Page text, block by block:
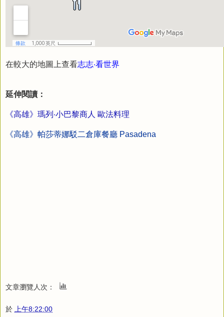
在較大的地圖上查看志志‧看世界
延伸閱讀：
《高雄》瑪列‧小巴黎商人 歐法料理
《高雄》帕莎蒂娜駁二倉庫餐廳 Pasadena
文章瀏覽人次：
於 上午8:22:00